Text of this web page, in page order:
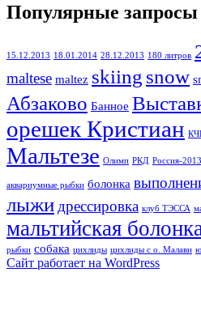
Популярные запросы
15.12.2013 18.01.2014 28.12.2013 180 литров
maltese maltez skiing snow
Абзаково Банное
орешек Кристиан
Мальтезе Олимп РКД Россия-2013
аквариумные рыбки болонка
лыжи дрессировка клуб ТЭССА
мальтийская болонка
рыбки собака цихлиды цихлиды с о. Малави
Сайт работает на WordPress